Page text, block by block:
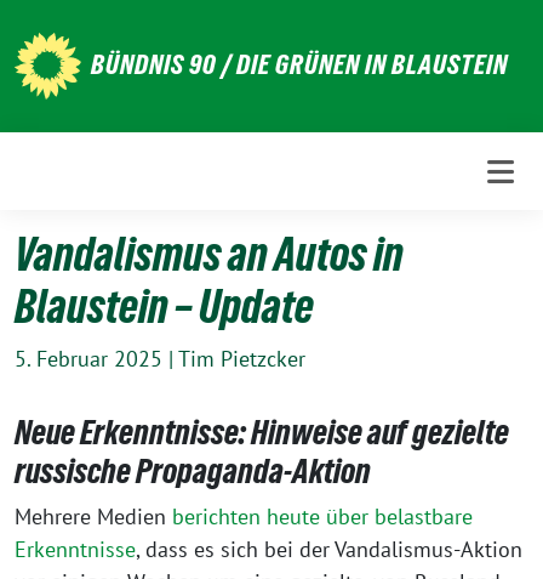
zum
Inhalt
BÜNDNIS 90 / DIE GRÜNEN IN BLAUSTEIN
Vandalismus an Autos in
Blaustein – Update
5. Februar 2025 | Tim Pietzcker
Neue Erkenntnisse: Hinweise auf gezielte
russische Propaganda-Aktion
Mehrere Medien berichten heute über belastbare
Erkenntnisse, dass es sich bei der Vandalismus-Aktion